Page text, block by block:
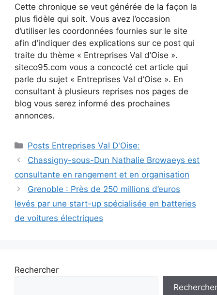
Cette chronique se veut générée de la façon la
plus fidèle qui soit. Vous avez l’occasion
d’utiliser les coordonnées fournies sur le site
afin d’indiquer des explications sur ce post qui
traite du thème « Entreprises Val d’Oise ».
siteco95.com vous a concocté cet article qui
parle du sujet « Entreprises Val d’Oise ». En
consultant à plusieurs reprises nos pages de
blog vous serez informé des prochaines
annonces.
Catégories
Posts Entreprises Val D'Oise:
Navigation
Chassigny-sous-Dun Nathalie Browaeys est
consultante en rangement et en organisation
Grenoble : Près de 250 millions d’euros
levés par une start-up spécialisée en batteries
de voitures électriques
Rechercher
Rechercher